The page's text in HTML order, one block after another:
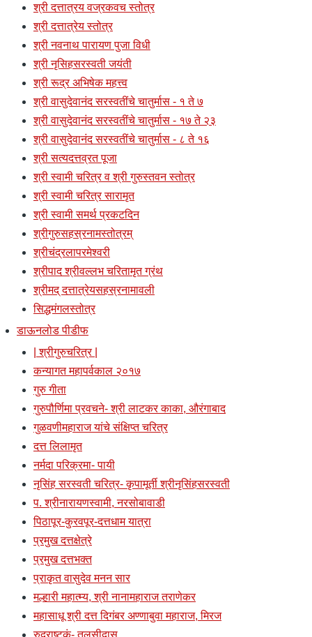
श्री दत्तात्रय वज्रकवच स्तोत्र
श्री दत्तात्रेय स्तोत्र
श्री नवनाथ पारायण पुजा विधी
श्री नृसिहसरस्वती जयंती
श्री रूद्र अभिषेक महत्त्व
श्री वासुदेवानंद सरस्वतींचे चातुर्मास - १ ते ७
श्री वासुदेवानंद सरस्वतींचे चातुर्मास - १७ ते २३
श्री वासुदेवानंद सरस्वतींचे चातुर्मास - ८ ते १६
श्री सत्यदत्तव्रत पूजा
श्री स्वामी चरित्र व श्री गुरुस्तवन स्तोत्र
श्री स्वामी चरित्र सारामृत
श्री स्वामी समर्थ प्रकटदिन
श्रीगुरुसहस्रनामस्तोत्रम्
श्रीचंद्रलापरमेश्वरी
श्रीपाद श्रीवल्लभ चरितामृत ग्रंथ
श्रीमद् दत्तात्रेयसहस्रनामावली
सिद्धमंगलस्तोत्र
डाऊनलोड पीडीफ
| श्रीगुरुचरित्र |
कन्यागत महापर्वकाल २०१७
गुरु गीता
गुरुपौर्णिमा प्रवचने- श्री लाटकर काका, औरंगाबाद
गुळवणीमहाराज यांचे संक्षिप्त चरित्र
दत्त लिलामृत
नर्मदा परिक्रमा- पायी
नृसिंह सरस्वती चरित्र- कृपामूर्ती श्रीनृसिंहसरस्वती
प. श्रीनारायणस्वामी, नरसोबावाडी
पिठापूर-कुरवपूर-दत्तधाम यात्रा
प्रमुख दत्तक्षेत्रे
प्रमुख दत्तभक्त
प्राकृत वासुदेव मनन सार
मल्हारी महात्म्य, श्री नानामहाराज तराणेकर
महासाधू श्री दत्त दिगंबर अण्णाबुवा महाराज, मिरज
रुद्राष्टकं- तुलसीदास